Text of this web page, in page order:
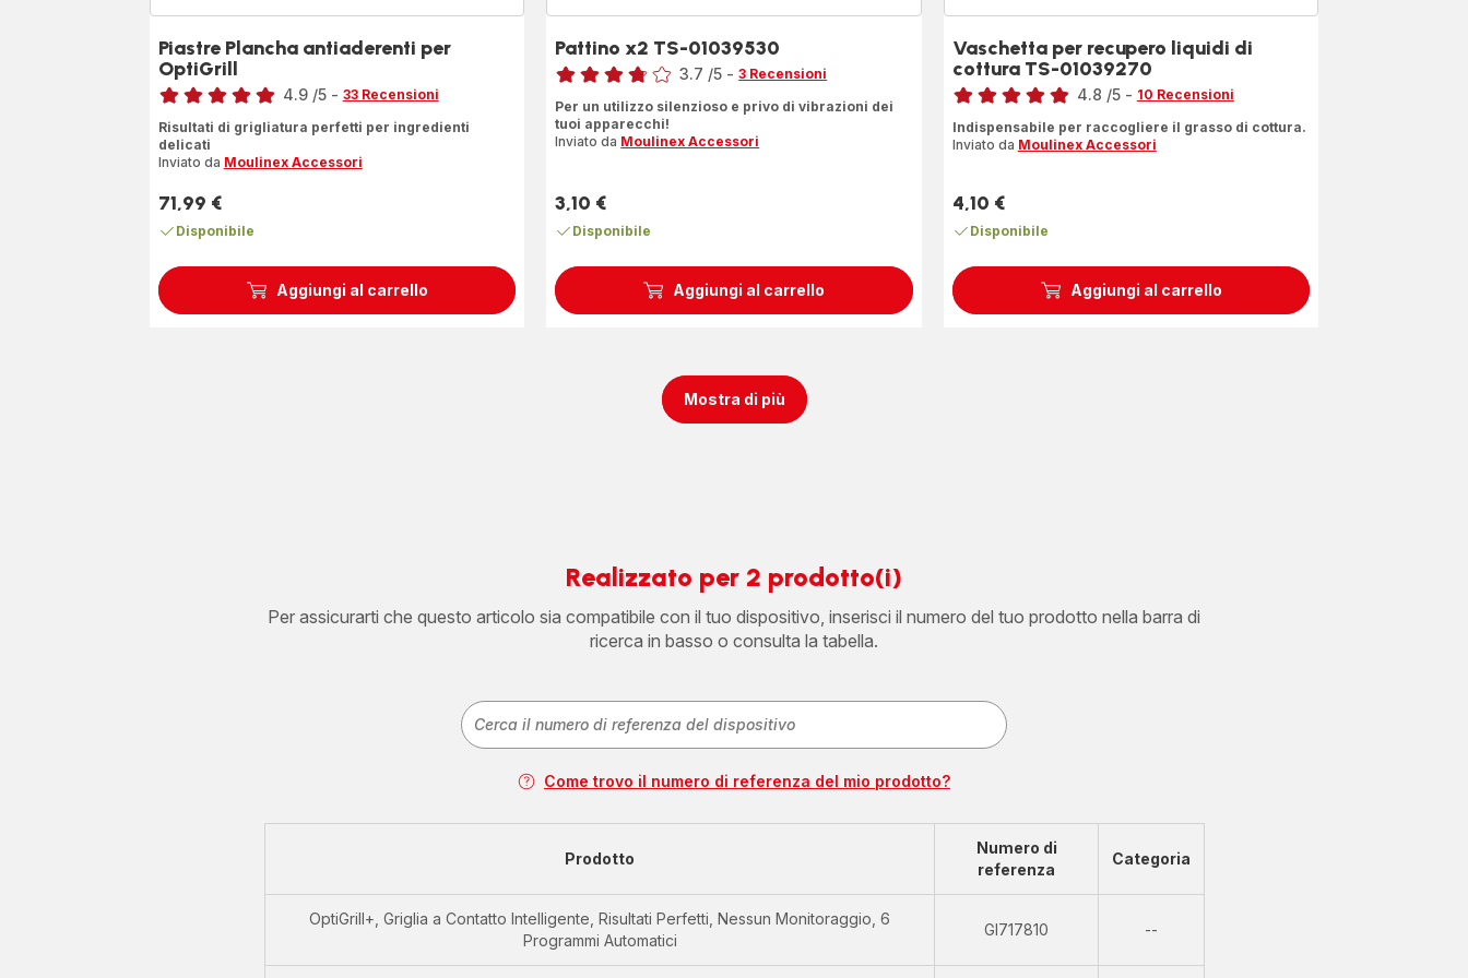
Aggiungi al carrello
Piastre Plancha antiaderenti per
OptiGrill
Voto
4.9 /5 - 33 Recensioni
Risultati di grigliatura perfetti per ingredienti
delicati
Inviato da Moulinex Accessori
Prezzo
71,99 €
Disponibile
Aggiungi al carrello
Pattino x2 TS-01039530
Voto
3.7 /5 - 3 Recensioni
Per un utilizzo silenzioso e privo di vibrazioni dei
tuoi apparecchi!
Inviato da Moulinex Accessori
Prezzo
3,10 €
Disponibile
Aggiungi al carrello
Vaschetta per recupero liquidi di
cottura TS-01039270
Voto
4.8 /5 - 10 Recensioni
Indispensabile per raccogliere il grasso di cottura.
Inviato da Moulinex Accessori
Prezzo
4,10 €
Disponibile
Mostra di più
Realizzato per 2 prodotto(i)
Per assicurarti che questo articolo sia compatibile con il tuo dispositivo, inserisci il numero del tuo prodotto nella barra di
ricerca in basso o consulta la tabella.
Come trovo il numero di referenza del mio prodotto?
Prodotto
Numero di
referenza
Categoria
OptiGrill+, Griglia a Contatto Intelligente, Risultati Perfetti, Nessun Monitoraggio, 6
Programmi Automatici
GI717810 --